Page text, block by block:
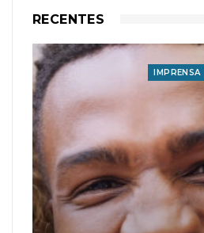
RECENTES
IMPRENSA